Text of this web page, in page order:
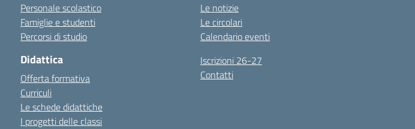
Personale scolastico
Famiglie e studenti
Percorsi di studio
Didattica
Offerta formativa
Curriculi
Le schede didattiche
I progetti delle classi
Le notizie
Le circolari
Calendario eventi
Iscrizioni 26-27
Contatti